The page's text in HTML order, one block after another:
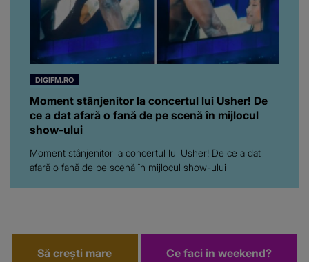
DIGIFM.RO
Moment stânjenitor la concertul lui Usher! De
ce a dat afară o fană de pe scenă în mijlocul
show-ului
Moment stânjenitor la concertul lui Usher! De ce a dat
afară o fană de pe scenă în mijlocul show-ului
Să crești mare Ce faci in weekend?